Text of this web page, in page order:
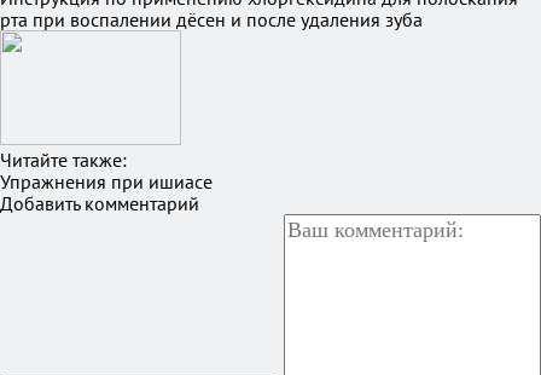
рта при воспалении дёсен и после удаления зуба
Читайте также:
Упражнения при ишиасе
Добавить комментарий